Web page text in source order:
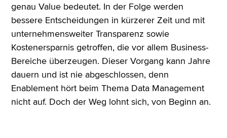
genau Value bedeutet. In der Folge werden
bessere Entscheidungen in kürzerer Zeit und mit
unternehmensweiter Transparenz sowie
Kostenersparnis getroffen, die vor allem Business-
Bereiche überzeugen. Dieser Vorgang kann Jahre
dauern und ist nie abgeschlossen, denn
Enablement hört beim Thema Data Management
nicht auf. Doch der Weg lohnt sich, von Beginn an.